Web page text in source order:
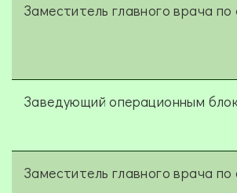
Заместитель главного врача
Заведующий операционным
Заместитель главного врача